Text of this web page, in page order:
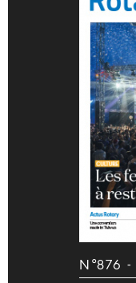
N°876 -